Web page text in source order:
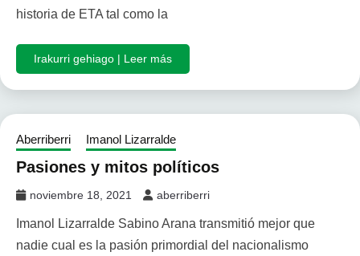
historia de ETA tal como la
Irakurri gehiago | Leer más
Aberriberri Imanol Lizarralde
Pasiones y mitos políticos
noviembre 18, 2021 aberriberri
Imanol Lizarralde Sabino Arana transmitió mejor que
nadie cual es la pasión primordial del nacionalismo